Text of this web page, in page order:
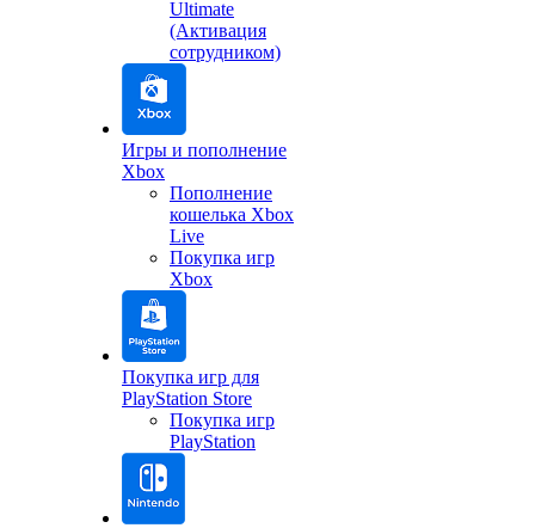
Ultimate
(Активация
сотрудником)
Игры и пополнение
Xbox
Пополнение
кошелька Xbox
Live
Покупка игр
Xbox
Покупка игр для
PlayStation Store
Покупка игр
PlayStation